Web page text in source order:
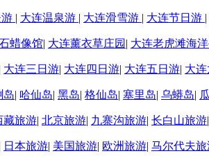
| 大连温泉游 | 大连滑雪游 | 大连节日游 |
蜡像馆| 大连薰衣草庄园 | 大连老虎滩海
大连三日游| 大连四日游| 大连五日游| 大
岛| 哈仙岛| 黑岛| 格仙岛| 塞里岛| 乌蟒岛|
藏旅游| 北京旅游| 九寨沟旅游| 长白山旅游|
日本旅游| 美国旅游| 欧洲旅游| 马尔代夫旅